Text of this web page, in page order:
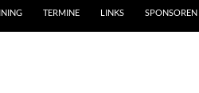
TERMINE LINKS SPONSOREN